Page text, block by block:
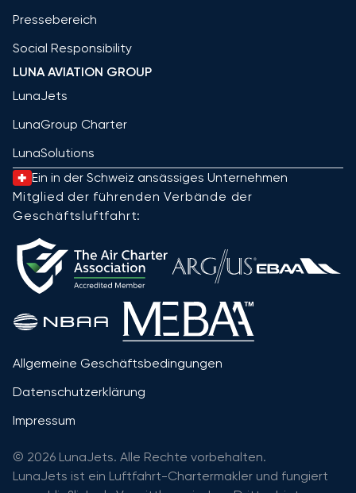
Pressebereich
Social Responsibility
LUNA AVIATION GROUP
LunaJets
LunaGroup Charter
LunaSolutions
Ein in der Schweiz ansässiges Unternehmen
Mitglied der führenden Verbände der
Geschäftsluftfahrt:
Allgemeine Geschäftsbedingungen
Datenschutzerklärung
Impressum
© 2026 LunaJets. Alle Rechte vorbehalten.
LunaJets ist ein Luftfahrt-Chartermakler und fungiert